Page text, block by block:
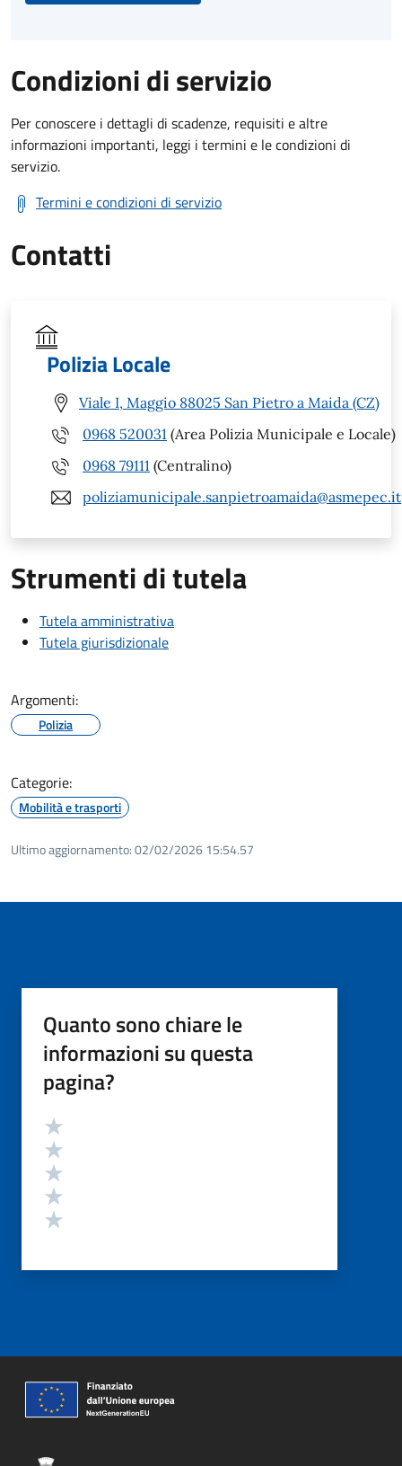
Condizioni di servizio
Per conoscere i dettagli di scadenze, requisiti e altre
informazioni importanti, leggi i termini e le condizioni di
servizio.
Termini e condizioni di servizio
Contatti
Polizia Locale
Viale I, Maggio 88025 San Pietro a Maida (CZ)
0968 520031 (Area Polizia Municipale e Locale)
0968 79111 (Centralino)
poliziamunicipale.sanpietroamaida@asmepec.it
Strumenti di tutela
Tutela amministrativa
Tutela giurisdizionale
Argomenti:
Polizia
Categorie:
Mobilità e trasporti
Ultimo aggiornamento:02/02/2026 15:54.57
Quanto sono chiare le
informazioni su questa
pagina?
Valutazione